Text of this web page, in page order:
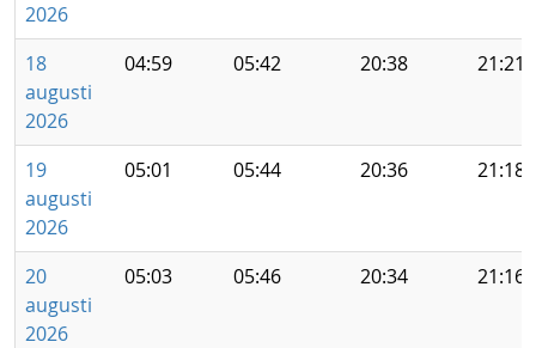
2026
18
augusti
2026
04:59 05:42 20:38 21:21
19
augusti
2026
05:01 05:44 20:36 21:18
20
augusti
2026
05:03 05:46 20:34 21:16